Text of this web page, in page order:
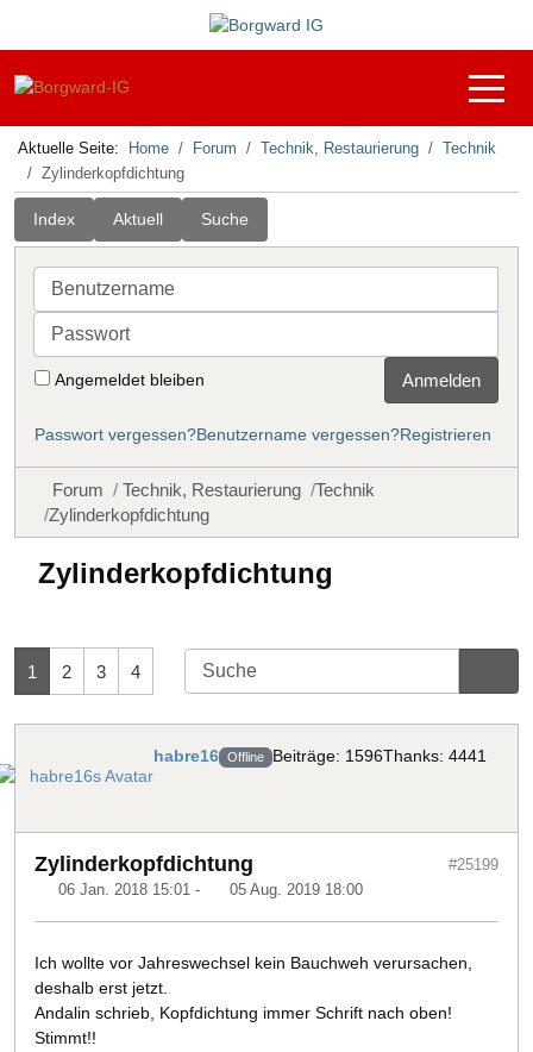
Off-
Aktuelle Seite: Home Forum Technik, Restaurierung
Technik
Zylinderkopfdichtung
Index Aktuell Suche
Benutzername
Passwort
Angemeldet bleiben Anmelden
Passwort vergessen?Benutzername vergessen?Registrieren
Forum Technik, Restaurierung
Technik
Zylinderkopfdichtung
Zylinderkopfdichtung
1 2 3 4
habre16 Offline Beiträge: 1596Thanks: 4441
Zylinderkopfdichtung
06 Jan. 2018 15:01 - 05 Aug. 2019 18:00
#25199
Ich wollte vor Jahreswechsel kein Bauchweh verursachen,
deshalb erst jetzt.
Andalin schrieb, Kopfdichtung immer Schrift nach oben!
Stimmt!!